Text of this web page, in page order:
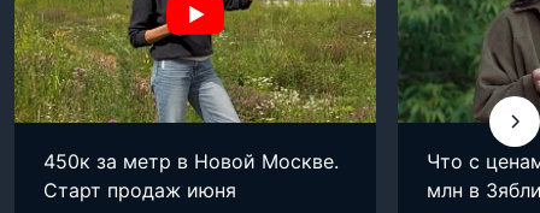
450к за метр в Новой Москве.
Старт продаж июня
Что с
млн в